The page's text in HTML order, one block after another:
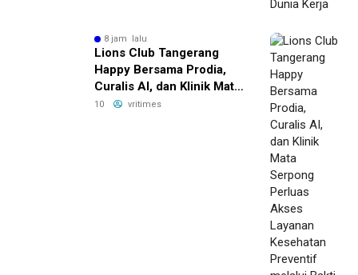
8 jam lalu
Lions Club Tangerang
Happy Bersama Prodia,
Curalis AI, dan Klinik Mata
Serpong Perluas Akses
10 vritimes